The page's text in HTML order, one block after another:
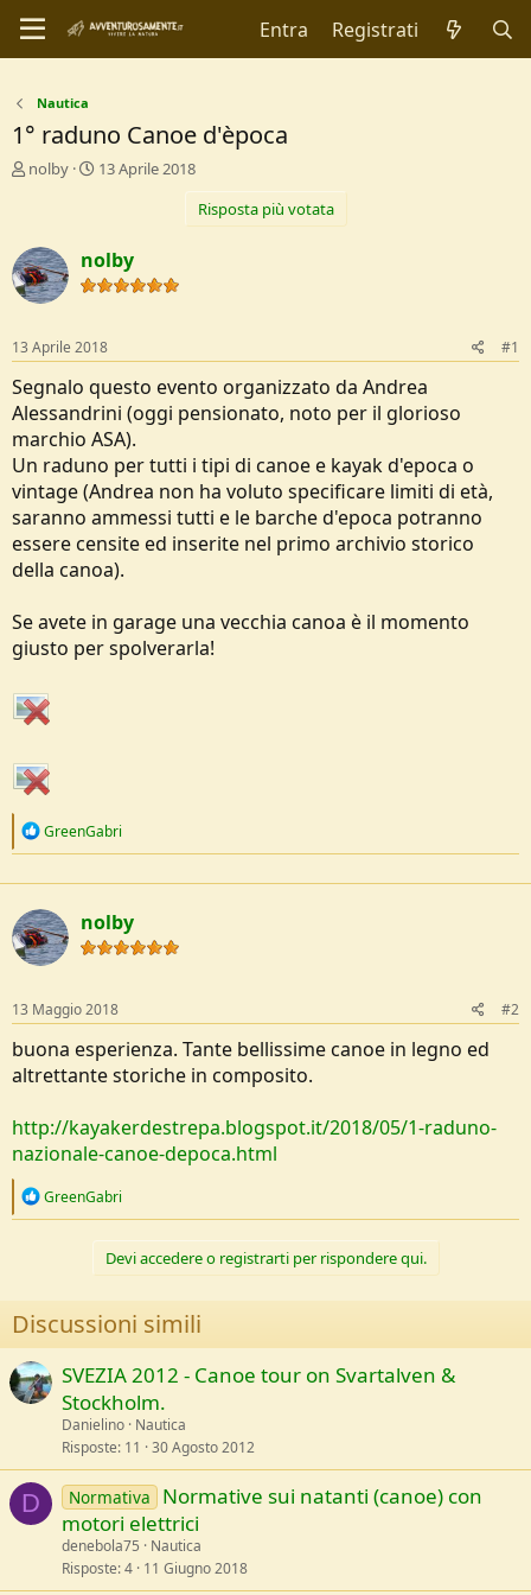
Entra Registrati
Nautica
1° raduno Canoe d'època
C
t
o
r
D
i
s
u
s
s
i
o
n
e
nolby
D
d
i
I
z
i
o
13 Aprile 2018
Risposta più votata
nolby
13 Aprile 2018 #1
Segnalo questo evento organizzato da Andrea
Alessandrini (oggi pensionato, noto per il glorioso
marchio ASA).
Un raduno per tutti i tipi di canoe e kayak d'epoca o
vintage (Andrea non ha voluto specificare limiti di età,
saranno ammessi tutti e le barche d'epoca potranno
essere censite ed inserite nel primo archivio storico
della canoa).
Se avete in garage una vecchia canoa è il momento
giusto per spolverarla!
R
c
t
i
o
n
:
GreenGabri
nolby
13 Maggio 2018 #2
buona esperienza. Tante bellissime canoe in legno ed
altrettante storiche in composito.
http://kayakerdestrepa.blogspot.it/2018/05/1-raduno-
nazionale-canoe-depoca.html
R
n
s
:
GreenGabri
Devi accedere o registrarti per rispondere qui.
Discussioni simili
SVEZIA 2012 - Canoe tour on Svartalven &
Stockholm.
Danielino Nautica
Risposte 11 30 Agosto 2012
D Normativa
Normative sui natanti (canoe) con
motori elettrici
denebola75
Nautica
Risposte 4 11 Giugno 2018